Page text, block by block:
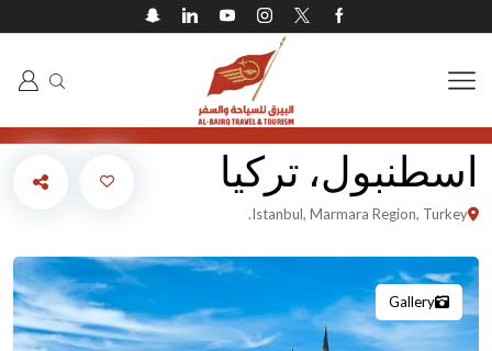
اسطنبول، تركيا
Istanbul, Marmara Region, Turkey.
Gallery